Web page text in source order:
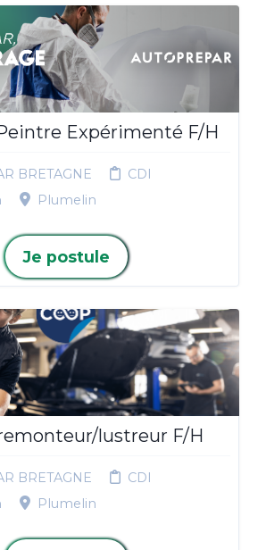
Expérimenté F/H
BRETAGNE
CDI
Plumelin
Je postule
lustreur F/H
BRETAGNE
CDI
Plumelin